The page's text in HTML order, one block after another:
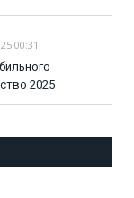
00:31
2025